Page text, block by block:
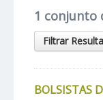
1 conjunto
Filtrar
BOLSISTAS